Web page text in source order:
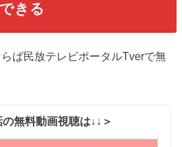
きる
ば民放テレビポータルTverで無
無料動画視聴は↓↓＞